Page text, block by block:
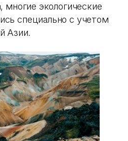
многие экологические
специально с учетом
Азии.